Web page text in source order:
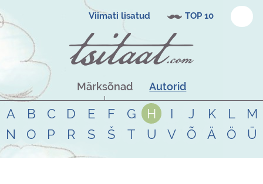
Viimati lisatud TOP 10
Märksõnad Autorid
A B C D E F G H I J K L
M
N
O P R S Š T U V Õ Ä Ö Ü